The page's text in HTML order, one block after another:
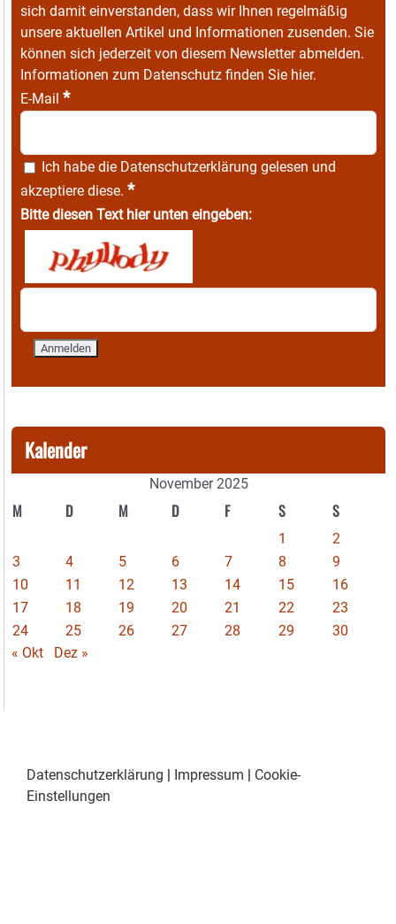
sich damit einverstanden, dass wir Ihnen regelmäßig
unsere aktuellen Artikel und Informationen zusenden. Sie
können sich jederzeit von diesem Newsletter abmelden.
Informationen zum Datenschutz finden Sie hier.
E-Mail *
Ich habe die Datenschutzerklärung gelesen und
akzeptiere diese. *
Bitte diesen Text hier unten eingeben:
Kalender
November 2025
M D M D F S S
1
2
3
4 5 6 7 8
9
10
11 12 13 14 15
16
17
18 19 20 21 22
23
24
25 26 27 28 29
30
« Okt
Dez »
Datenschutzerklärung | Impressum | Cookie-
Einstellungen